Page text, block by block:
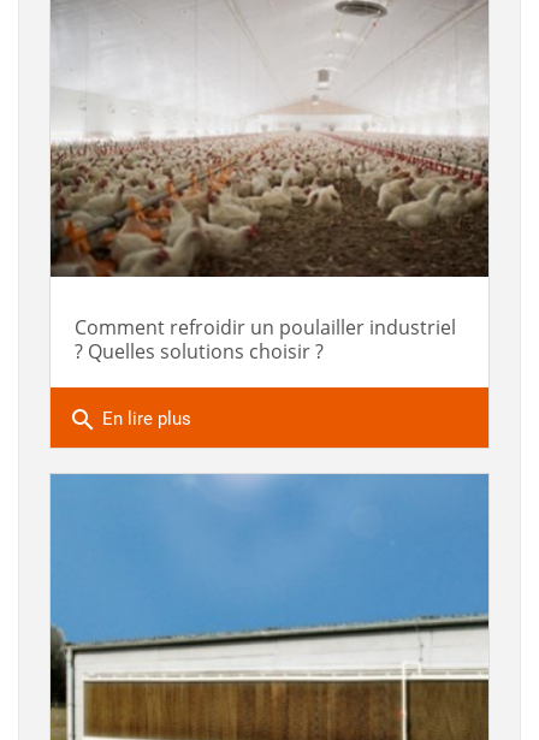
Comment refroidir un poulailler industriel
? Quelles solutions choisir ?
search En lire plus